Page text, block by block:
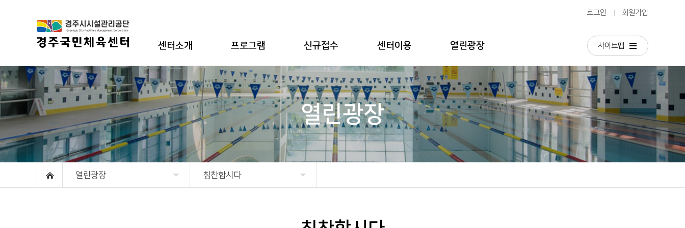
로그인 회원가입
센터소개
인사말
시설현황
조직도
강사안내
오시는길
프로그램
수영/아쿠아로빅
체력단련(헬스)
GX(Group eXercise)
신규접수
수강신청
센터이용
센터이용안내
이용요금안내
접수안내
등록절차안내
무인자동화시스템 안내
열린광장
공지사항
이달의일정
갤러리 영상
자주묻는질문
사이트맵
열린광장
열린광장 칭찬합시다